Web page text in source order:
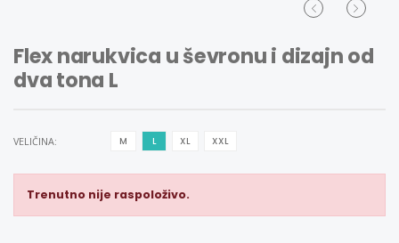
Flex narukvica u ševronu i dizajn od
dva tona L
VELIČINA: M L XL XXL
Trenutno nije raspoloživo.